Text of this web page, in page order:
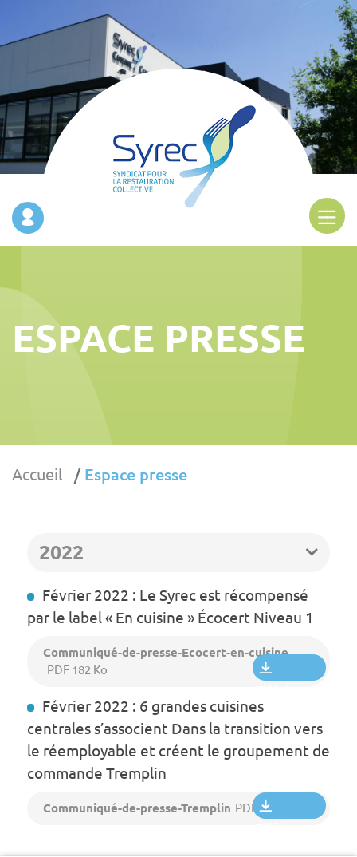
ESPACE PRESSE
Accueil Espace presse
2022
Février 2022 : Le Syrec est récompensé
par le label « En cuisine » Écocert Niveau 1
Communiqué-de-presse-Ecocert-en-cuisine
PDF 182 Ko
Février 2022 : 6 grandes cuisines
centrales s’associent Dans la transition vers
le réemployable et créent le groupement de
commande Tremplin
Communiqué-de-presse-Tremplin PDF 355 Ko